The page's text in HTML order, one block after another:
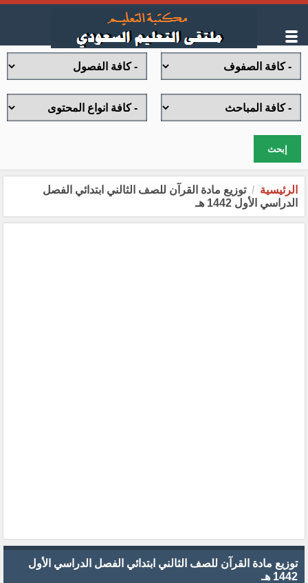
إبحث
الرئيسية
توزيع مادة القرآن للصف الثالني ابتدائي الفصل
الدراسي الأول 1442 هـ
توزيع مادة القرآن للصف الثالني ابتدائي الفصل الدراسي الأول
1442 هـ